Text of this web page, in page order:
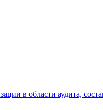
в области аудита,